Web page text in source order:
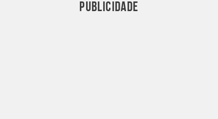
PUBLICIDADE